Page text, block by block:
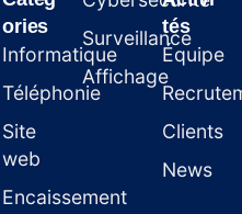
ories
Informatique
Téléphonie
Site
web
Encaissement
Surveillance
Affichage
tés
Équipe
Clients
News